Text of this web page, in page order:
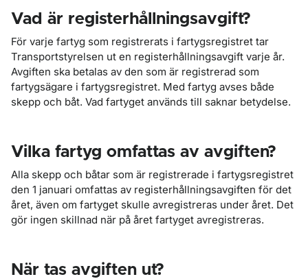
Vad är registerhållningsavgift?
För varje fartyg som registrerats i fartygsregistret tar
Transportstyrelsen ut en registerhållningsavgift varje år.
Avgiften ska betalas av den som är registrerad som
fartygsägare i fartygsregistret. Med fartyg avses både
skepp och båt. Vad fartyget används till saknar betydelse.
Vilka fartyg omfattas av avgiften?
Alla skepp och båtar som är registrerade i fartygsregistret
den 1 januari omfattas av registerhållningsavgiften för det
året, även om fartyget skulle avregistreras under året. Det
gör ingen skillnad när på året fartyget avregistreras.
När tas avgiften ut?